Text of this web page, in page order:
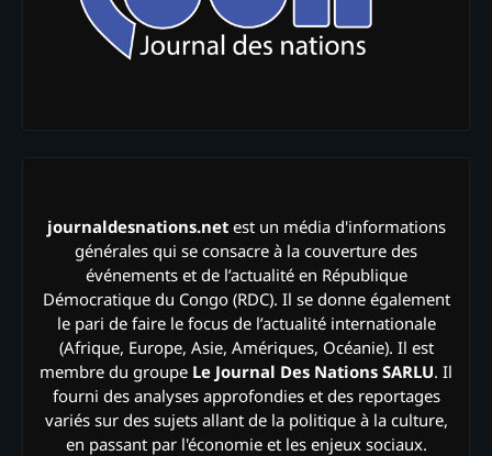
journaldesnations.netest un média d'informations
générales qui se consacre à la couverture des
événements et de l’actualité en République
Démocratique du Congo (RDC). Il se donne également
le pari de faire le focus de l’actualité internationale
(Afrique, Europe, Asie, Amériques, Océanie). Il est
membre du groupe Le Journal Des Nations SARLU. Il
fourni des analyses approfondies et des reportages
variés sur des sujets allant de la politique à la culture,
en passant par l'économie et les enjeux sociaux.